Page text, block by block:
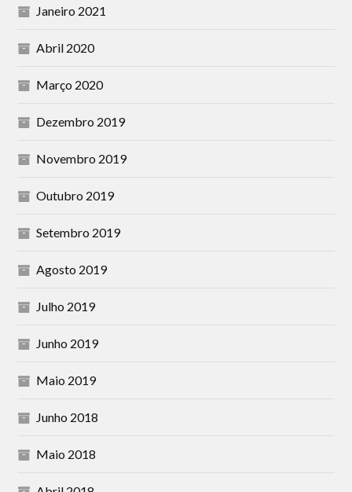
Janeiro 2021
Abril 2020
Março 2020
Dezembro 2019
Novembro 2019
Outubro 2019
Setembro 2019
Agosto 2019
Julho 2019
Junho 2019
Maio 2019
Junho 2018
Maio 2018